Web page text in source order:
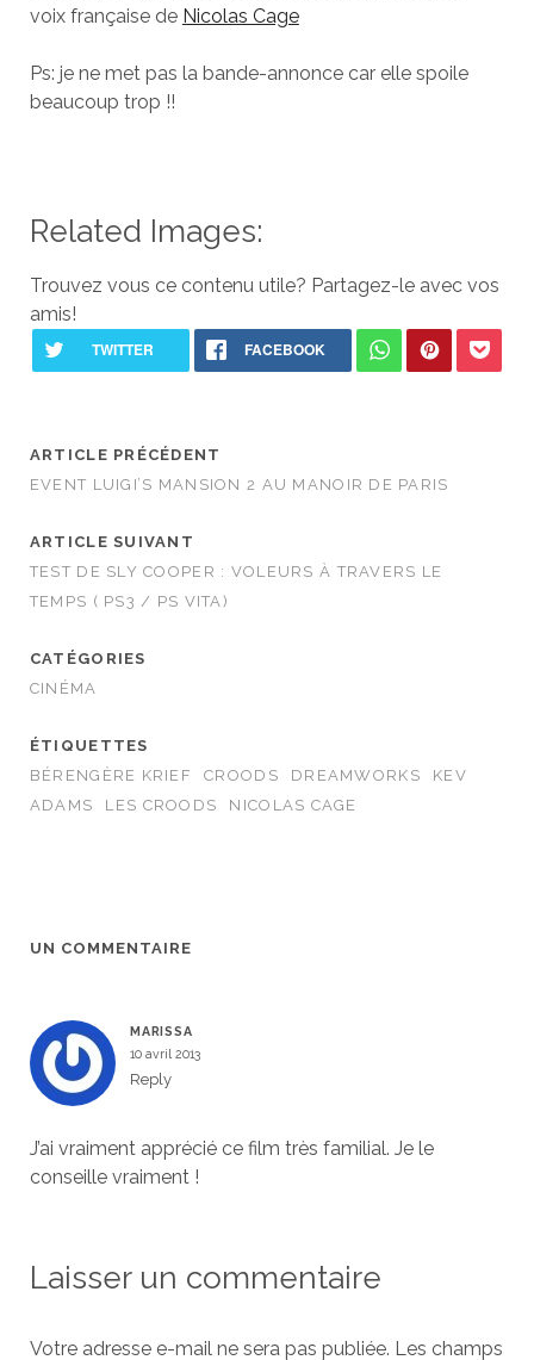
voix française de Nicolas Cage
Ps: je ne met pas la bande-annonce car elle spoile
beaucoup trop !!
Related Images:
Trouvez vous ce contenu utile? Partagez-le avec vos
amis!
ARTICLE PRÉCÉDENT
EVENT LUIGI’S MANSION 2 AU MANOIR DE PARIS
ARTICLE SUIVANT
TEST DE SLY COOPER : VOLEURS À TRAVERS LE
TEMPS ( PS3 / PS VITA)
CATÉGORIES
CINÉMA
ÉTIQUETTES
BÉRENGÈRE KRIEF
CROODS DREAMWORKS
KEV
ADAMS
LES CROODS NICOLAS CAGE
UN COMMENTAIRE
MARISSA
10 avril 2013
Reply
J’ai vraiment apprécié ce film très familial. Je le
conseille vraiment !
Laisser un commentaire
Votre adresse e-mail ne sera pas publiée. Les champs